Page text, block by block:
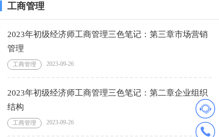
工商管理
2023年初级经济师工商管理三色笔记：第三章市场营销
管理
工商管理 2023-09-26
2023年初级经济师工商管理三色笔记：第二章企业组织
结构
工商管理 2023-09-26